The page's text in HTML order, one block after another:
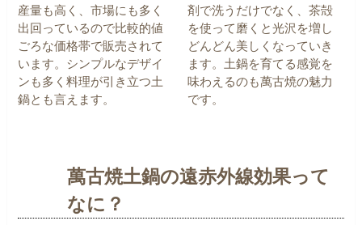
産量も高く、市場にも多く
出回っているので比較的値
ごろな価格帯で販売されて
います。シンプルなデザイ
ンも多く料理が引き立つ土
鍋とも言えます。
剤で洗うだけでなく、茶殻
を使って磨くと光沢を増し
どんどん美しくなっていき
ます。 土鍋を育てる感覚を
味わえるのも萬古焼の魅力
です。
萬古焼土鍋の遠赤外線効果って
なに？